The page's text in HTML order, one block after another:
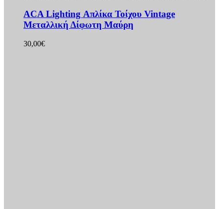
ACA Lighting Απλίκα Τοίχου Vintage
Μεταλλική Δίφωτη Μαύρη
30,00€